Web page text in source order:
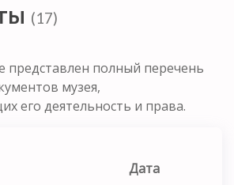
(17)
представлен полный перечень
музея,
его деятельность и права.
Дата